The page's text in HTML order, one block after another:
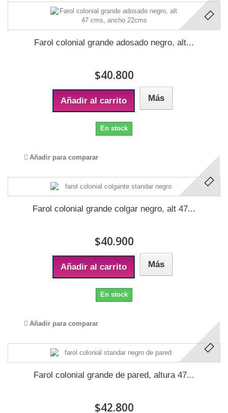
Farol colonial grande adosado negro, alt...
$40.800
Añadir al carrito Más
En stock
Añadir para comparar
Farol colonial grande colgar negro, alt 47...
$40.900
Añadir al carrito Más
En stock
Añadir para comparar
Farol colonial grande de pared, altura 47...
$42.800